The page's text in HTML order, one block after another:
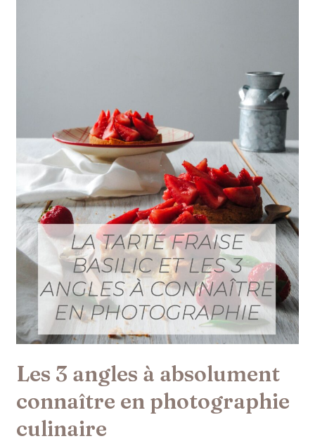
Les 3 angles à absolument
connaître en photographie
culinaire
photographie
culinaire